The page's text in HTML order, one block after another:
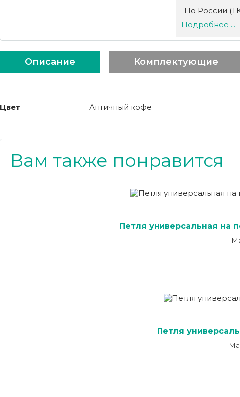
-По России
Подробнее ...
Описание Комплектующие
Цвет Античный кофе
Вам также понравится
Петля универсальная на
Петля